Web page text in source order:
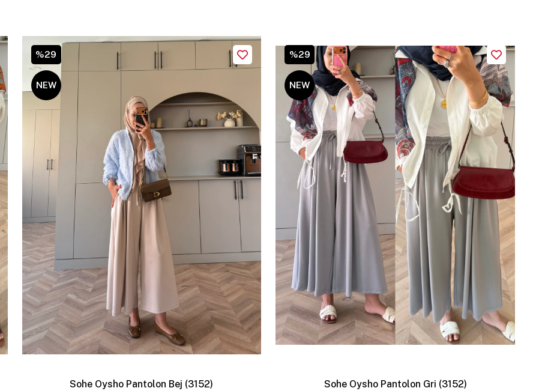
Sohe Oysho Pantolon Bej (3152)
%29
NEW
ITEM
Sohe Oysho Pantolon Gri (3152)
%29
NEW
ITEM